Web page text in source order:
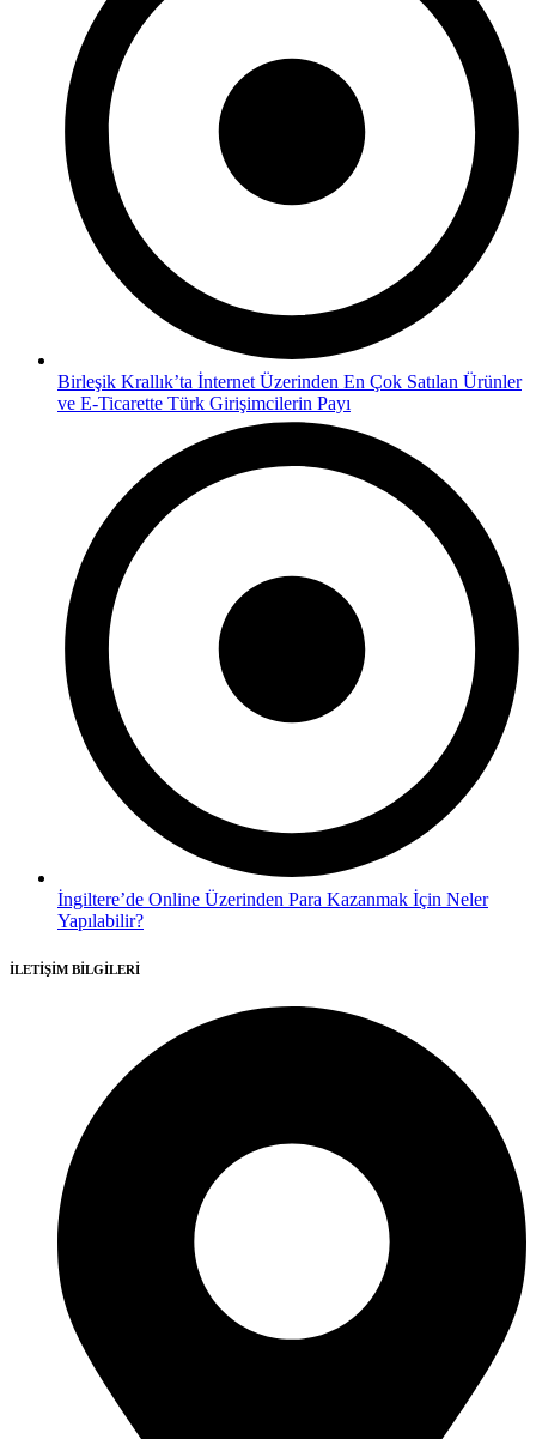
Birleşik Krallık’ta İnternet Üzerinden En Çok Satılan Ürünler
ve E-Ticarette Türk Girişimcilerin Payı
İngiltere’de Online Üzerinden Para Kazanmak İçin Neler
Yapılabilir?
İLETİŞİM BİLGİLERİ